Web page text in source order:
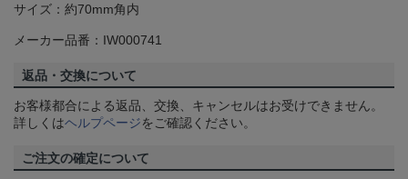
サイズ：約70mm角内
メーカー品番：IW000741
返品・交換について
お客様都合による返品、交換、キャンセルはお受けできません。
詳しくはヘルプページをご確認ください。
ご注文の確定について